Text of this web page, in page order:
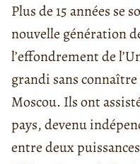
Plus de 15 années se
nouvelle génération
l’effondrement de
grandi sans
Moscou. Ils ont
pays, devenu
entre deux